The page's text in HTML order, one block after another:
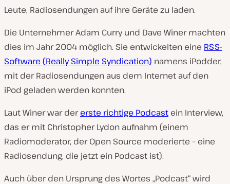
Leute, Radiosendungen auf ihre Geräte zu laden.
Die Unternehmer Adam Curry und Dave Winer machten
dies im Jahr 2004 möglich. Sie entwickelten eine RSS-
Software (Really Simple Syndication) namens iPodder,
mit der Radiosendungen aus dem Internet auf den
iPod geladen werden konnten.
Laut Winer war dererste richtige Podcast ein Interview,
das er mit Christopher Lydon aufnahm (einem
Radiomoderator, der Open Source moderierte – eine
Radiosendung, die jetzt ein Podcast ist).
Auch über den Ursprung des Wortes „Podcast“ wird